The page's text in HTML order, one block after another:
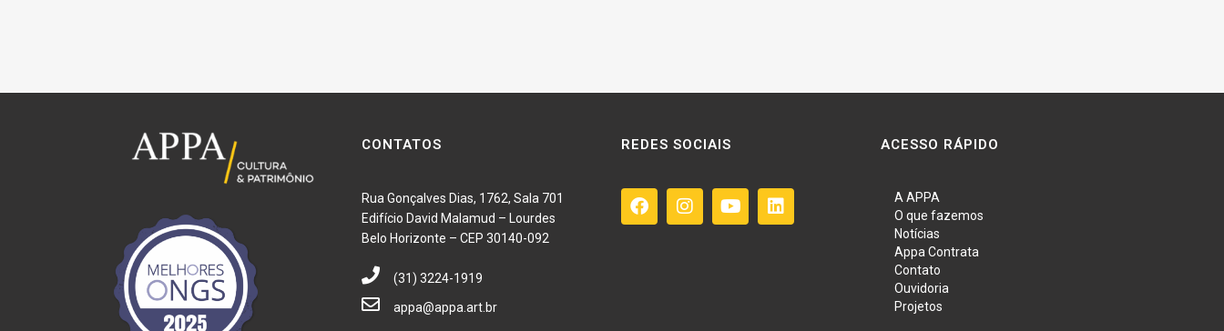
CONTATOS
Rua Gonçalves Dias, 1762, Sala 701
Edifício David Malamud – Lourdes
Belo Horizonte – CEP 30140-092
(31) 3224-1919
appa@appa.art.br
REDES SOCIAIS ACESSO RÁPIDO
A APPA
O que fazemos
Notícias
Appa Contrata
Contato
Ouvidoria
Projetos